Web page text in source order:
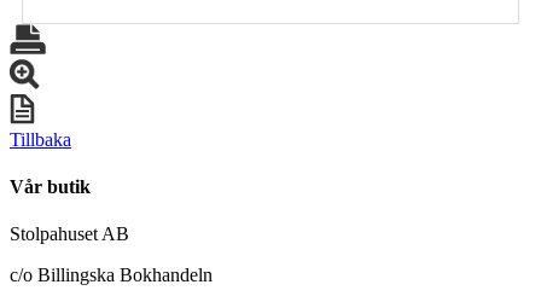
Tillbaka
Vår butik
Stolpahuset AB
c/o Billingska Bokhandeln